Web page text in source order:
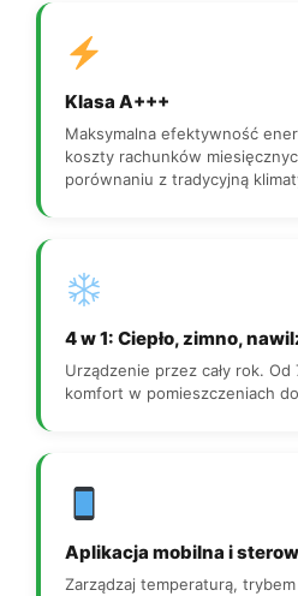
Klasa A+++
Maksymalna efektywność
koszty rachunków
porównaniu z tradycyjną
4 w 1: Ciepło, zimno,
Urządzenie przez cały rok. Od
komfort w pomieszczeniach do
Aplikacja mobilna i
Zarządzaj temperaturą,